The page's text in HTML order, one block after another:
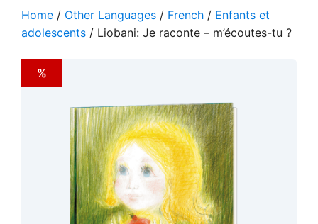
Home / Other Languages / French / Enfants et
adolescents / Liobani: Je raconte – m’écoutes-tu ?
%